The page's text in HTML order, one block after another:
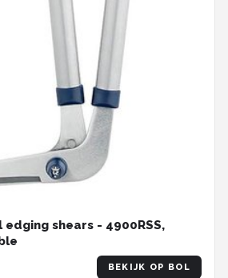
shears - 4900RSS,
BEKIJK OP BOL